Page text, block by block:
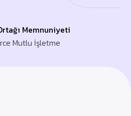
Memnuniyeti
Mutlu İşletme